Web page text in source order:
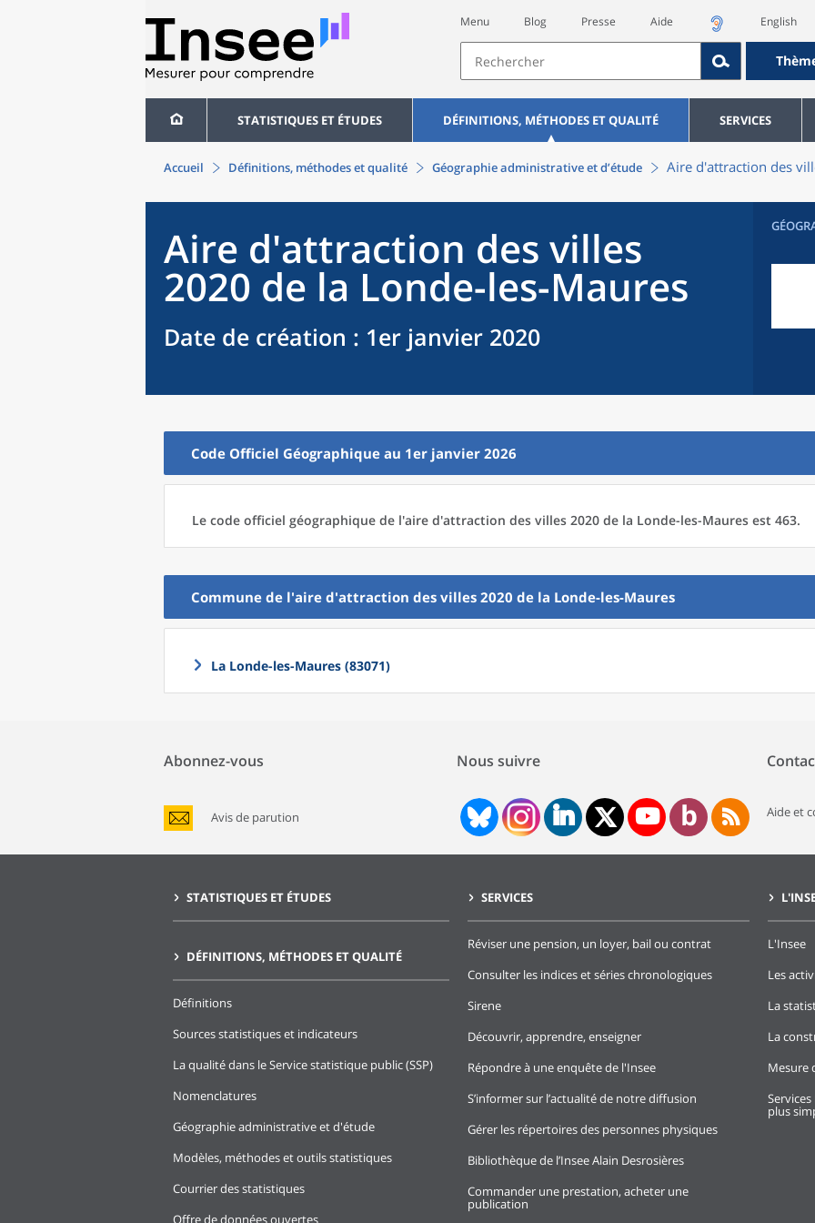
Menu Blog Presse Aide English
STATISTIQUES ET ÉTUDES DÉFINITIONS, MÉTHODES ET QUALITÉ SERVICES
Accueil Définitions, méthodes et qualité Géographie administrative et d’étude Aire d'attraction des
Aire d'attraction des villes
2020 de la Londe-les-Maures
Date de création : 1er janvier 2020
Code Officiel Géographique au 1er janvier 2026
Le code officiel géographique de l'aire d'attraction des villes 2020 de la Londe-les-Maures est 463.
Commune de l'aire d'attraction des villes 2020 de la Londe-les-Maures
La Londe-les-Maures (83071)
Abonnez-vous
Avis de parution
Nous suivre
Aide et
STATISTIQUES ET ÉTUDES
DÉFINITIONS, MÉTHODES ET QUALITÉ
Définitions
Sources statistiques et indicateurs
La qualité dans le Service statistique public (SSP)
Nomenclatures
Géographie administrative et d'étude
Modèles, méthodes et outils statistiques
Courrier des statistiques
Offre de données ouvertes
SERVICES
Réviser une pension, un loyer, bail ou contrat
Consulter les indices et séries chronologiques
Sirene
Découvrir, apprendre, enseigner
Répondre à une enquête de l'Insee
S’informer sur l’actualité de notre diffusion
Gérer les répertoires des personnes physiques
Bibliothèque de l’Insee Alain Desrosières
Commander une prestation, acheter une
publication
L'Insee
Les
La
La
Mesure
plus